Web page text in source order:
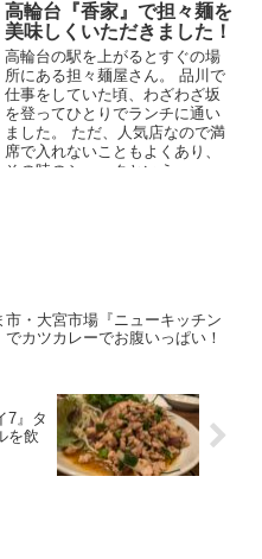
高輪台『香家』で担々麺を
美味しくいただきました！
高輪台の駅を上がるとすぐの場
所にある担々麺屋さん。 品川で
仕事をしていた頃、わざわざ坂
を登ってひとりでランチに通い
ました。 ただ、人気店なので満
席で入れないこともよくあり、
その時のショックといえ
市・大宮市場『ニューキッチン
でカツカレーでお腹いっぱい！
7』タ
を飲